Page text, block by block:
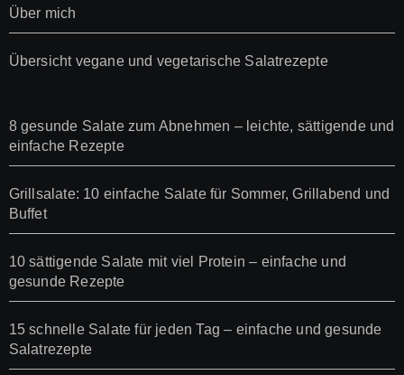
Über mich
Übersicht vegane und vegetarische Salatrezepte
8 gesunde Salate zum Abnehmen – leichte, sättigende und
einfache Rezepte
Grillsalate: 10 einfache Salate für Sommer, Grillabend und
Buffet
10 sättigende Salate mit viel Protein – einfache und
gesunde Rezepte
15 schnelle Salate für jeden Tag – einfache und gesunde
Salatrezepte